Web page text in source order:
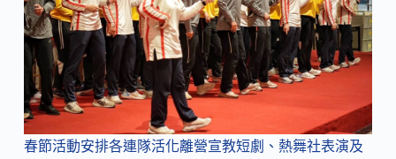
春節活動安排各連隊活化離營宣教短劇、熱舞社表演及